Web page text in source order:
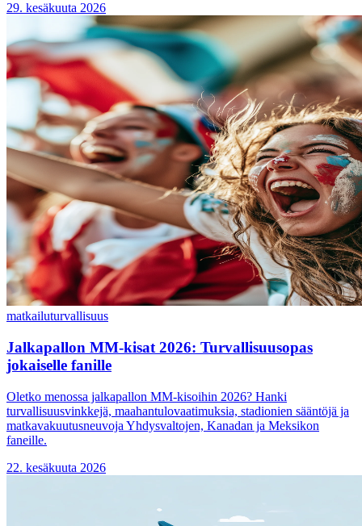
29. kesäkuuta 2026
matkailuturvallisuus
Jalkapallon MM-kisat 2026: Turvallisuusopas
jokaiselle fanille
Oletko menossa jalkapallon MM-kisoihin 2026? Hanki
turvallisuusvinkkejä, maahantulovaatimuksia, stadionien sääntöjä ja
matkavakuutusneuvoja Yhdysvaltojen, Kanadan ja Meksikon
faneille.
22. kesäkuuta 2026